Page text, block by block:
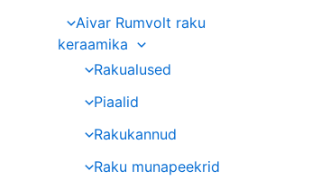
Aivar Rumvolt raku
keraamika
Rakualused
Piaalid
Rakukannud
Raku munapeekrid